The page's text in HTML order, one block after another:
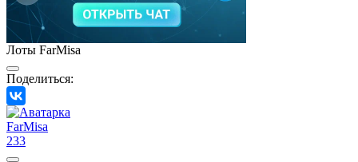
Лоты FarMisa
Поделиться:
FarMisa
233